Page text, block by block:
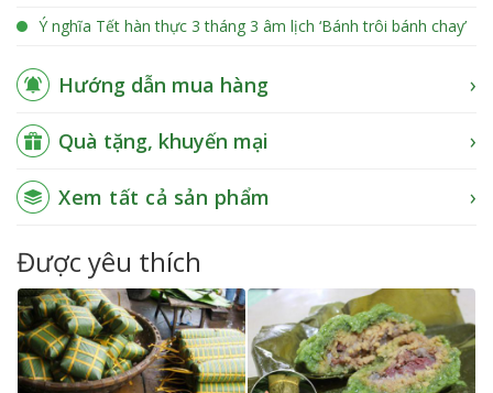
Ý nghĩa Tết hàn thực 3 tháng 3 âm lịch ‘Bánh trôi bánh chay’
Hướng dẫn mua hàng
Quà tặng, khuyến mại
Xem tất cả sản phẩm
Được yêu thích